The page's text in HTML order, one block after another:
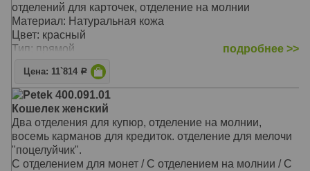
отделений для карточек, отделение на молнии
Материал: Натуральная кожа
Цвет: красный
Тип: прямой
Размер: 18,5х9,0 см
подробнее >>
Цена: 11`814 Р
Petek 400.091.01
Кошелек женский
Два отделения для купюр, отделение на молнии,
восемь карманов для кредиток. отделение для мелочи
"поцелуйчик".
С отделением для монет / С отделением на молнии / С